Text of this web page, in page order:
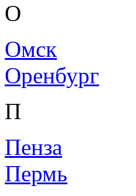
О
Омск
Оренбург
П
Пенза
Пермь